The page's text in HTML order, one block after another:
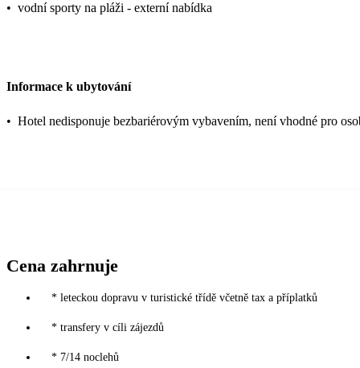
• vodní sporty na pláži - externí nabídka
Informace k ubytování
• Hotel nedisponuje bezbariérovým vybavením, není vhodné pro
Cena zahrnuje
* leteckou dopravu v turistické třídě včetně tax a příplatků
* transfery v cíli zájezdů
* 7/14 noclehů